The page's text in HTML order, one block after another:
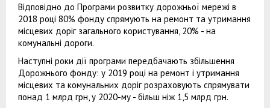
Відповідно до Програми розвитку дорожньої мережі в
2018 році 80% фонду спрямують на ремонт та утримання
місцевих доріг загального користування, 20% - на
комунальні дороги.
Наступні роки дії програми передбачають збільшення
Дорожнього фонду: у 2019 році на ремонт і утримання
місцевих та комунальних доріг розраховують спрямувати
понад 1 млрд грн, у 2020-му - більш ніж 1,5 млрд грн.